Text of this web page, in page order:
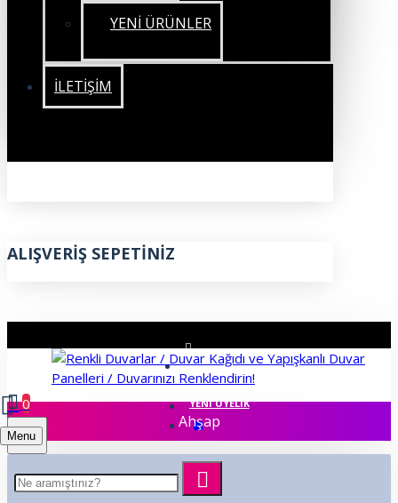
YENİ ÜRÜNLER
İLETIŞIM
ALIŞVERIŞ SEPETINIZ
ÜYE GIRIŞI
YENI ÜYELIK
Menu
0
Ahşap